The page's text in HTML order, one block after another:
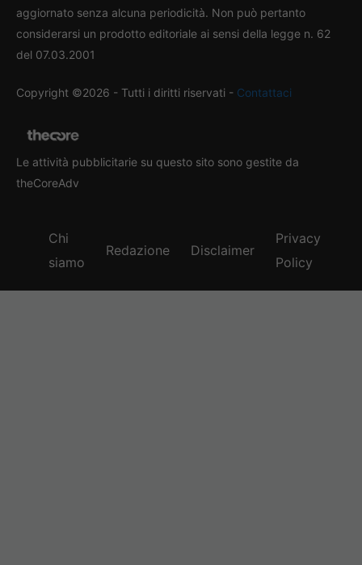
aggiornato senza alcuna periodicità. Non può pertanto
considerarsi un prodotto editoriale ai sensi della legge n. 62
del 07.03.2001
Copyright ©2026 - Tutti i diritti riservati - Contattaci
Le attività pubblicitarie su questo sito sono gestite da
theCoreAdv
Chi
siamo
Redazione Disclaimer
Privacy
Policy